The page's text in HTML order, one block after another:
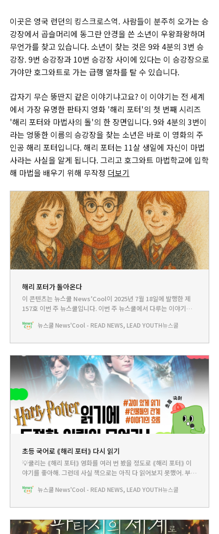
이곳은 영국 런던의 킹스크로스역. 사람들이 분주히 오가는 승
강장에서 곱슬머리에 동그란 안경을 쓴 소년이 우왕좌왕하며
무언가를 찾고 있습니다. 소년이 찾는 것은 9와 4분의 3번 승
강장. 9번 승강장과 10번 승강장 사이에 있다는 이 승강장으로
가야만 호그와트로 가는 급행 열차를 탈 수 있습니다.
갑자기 무슨 뚱딴지 같은 이야기냐고요? 이 이야기는 전 세계
에서 가장 유명한 판타지 영화 '해리 포터'의 첫 번째 시리즈
'해리 포터와 마법사의 돌'의 한 장면입니다. 9와 4분의 3번이
라는 엉뚱한 이름의 승강장을 찾는 소년은 바로 이 영화의 주
인공 해리 포터입니다. 해리 포터는 11살 생일에 자신이 마법
사라는 사실을 알게 됩니다. 그리고 호그와트 마법학교에 입학
해 마법을 배우기 위해 무작정 더보기
해리 포터가 돌아온다
이 콘텐츠는 뉴스쿨 News’Cool이 2025년 7월 18일에 발행한 제
157호 이번 주 뉴스쿨입니다.‌ 이번 주 뉴스쿨에서 다루는 이야기는...
쿨TV - 초등 국어로 ⟪해리 포터⟫ 다시 읽기PLAY - 나는야 어린이 판
뉴스쿨 News'Cool - READ NEWS, LEAD YOUTH뉴스쿨
초등 국어로 ⟪해리 포터⟫ 다시 읽기
💡쿨리는 ⟪해리 포터⟫ 영화를 여러 번 봤을 정도로 ⟪해리 포터⟫ 이
야기를 좋아해. 그런데 사실 책으로는 아직 다 읽어보지 못했어. 부모
읽을 엄두가 나지 않더라고. 부모님께서는 곧 ⟪해리 포터⟫ 드라마가
뉴스쿨 News'Cool - READ NEWS, LEAD YOUTH뉴스쿨